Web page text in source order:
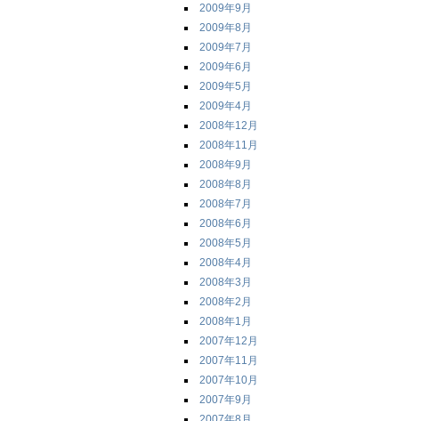
2009年9月
2009年8月
2009年7月
2009年6月
2009年5月
2009年4月
2008年12月
2008年11月
2008年9月
2008年8月
2008年7月
2008年6月
2008年5月
2008年4月
2008年3月
2008年2月
2008年1月
2007年12月
2007年11月
2007年10月
2007年9月